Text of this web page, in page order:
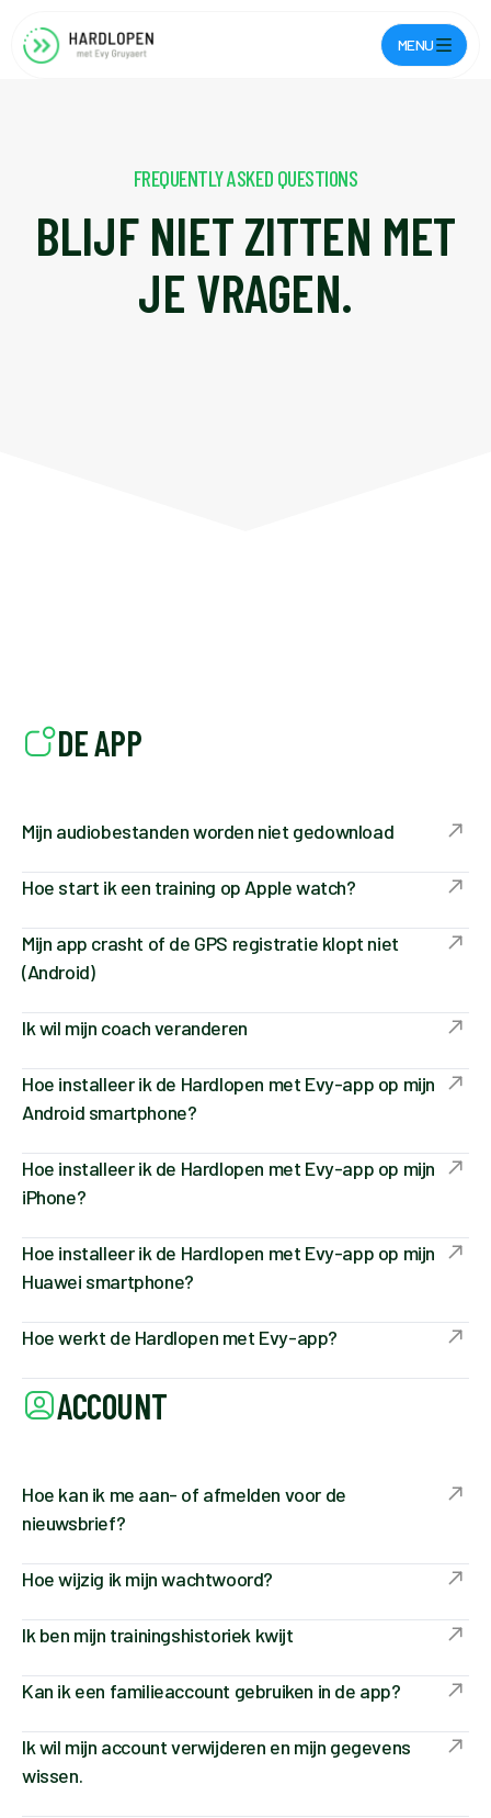
MENU
FREQUENTLY ASKED QUESTIONS
BLIJF NIET ZITTEN MET
JE VRAGEN.
DE APP
Mijn audiobestanden worden niet gedownload
Hoe start ik een training op Apple watch?
Mijn app crasht of de GPS registratie klopt niet
(Android)
Ik wil mijn coach veranderen
Hoe installeer ik de Hardlopen met Evy-app op mijn
Android smartphone?
Hoe installeer ik de Hardlopen met Evy-app op mijn
iPhone?
Hoe installeer ik de Hardlopen met Evy-app op mijn
Huawei smartphone?
Hoe werkt de Hardlopen met Evy-app?
ACCOUNT
Hoe kan ik me aan- of afmelden voor de
nieuwsbrief?
Hoe wijzig ik mijn wachtwoord?
Ik ben mijn trainingshistoriek kwijt
Kan ik een familieaccount gebruiken in de app?
Ik wil mijn account verwijderen en mijn gegevens
wissen.